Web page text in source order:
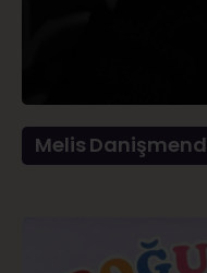
Melis Danişmend